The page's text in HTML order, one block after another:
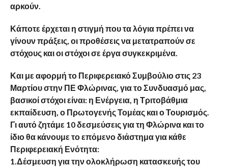
αρκούν.
Κάποτε έρχεται η στιγμή που τα λόγια πρέπει να
γίνουν πράξεις, οι προθέσεις να μετατραπούν σε
στόχους και οι στόχοι σε έργα συγκεκριμένα.
Και με αφορμή το Περιφερειακό Συμβούλιο στις 23
Μαρτίου στην ΠΕ Φλώρινας, για το Συνδυασμό μας,
βασικοί στόχοι είναι: η Ενέργεια, η Τριτοβάθμια
εκπαίδευση, ο Πρωτογενής Τομέας και ο Τουρισμός.
Γι αυτό ζητάμε 10 δεσμεύσεις για τη Φλώρινα και το
ίδιο θα κάνουμε το επόμενο διάστημα για κάθε
Περιφερειακή Ενότητα:
1.Δέσμευση για την ολοκλήρωση κατασκευής του